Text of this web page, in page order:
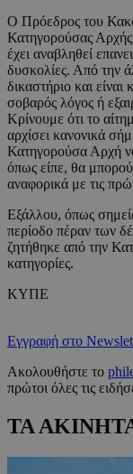
Ο Πρόεδρος του
Κατηγορούσας Αρχής
έχει αναβληθεί
δυσκολίες. Από την
δικαστήριο και
σοβαρός λόγος ή
Κρίνουμε ότι το
αρχίσει κανονικά
Κατηγορούσα Αρχή
όπως είπε, θα
αναφορικά με τις
Εξάλλου, όπως
περίοδο πέραν των
ζητήθηκε από την
κατηγορίες.
ΚΥΠΕ
Εγγραφή στο
Ακολουθήστε το
πρώτοι όλες τις
ΤΑ